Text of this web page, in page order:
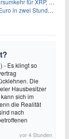
Polymarket skeptisch bleibt
Schuldentrip hochgefährlich wird
- Es klingt so
Die
Hausbesitzer
sich im
die Realität
nach
vor 4 Stunden